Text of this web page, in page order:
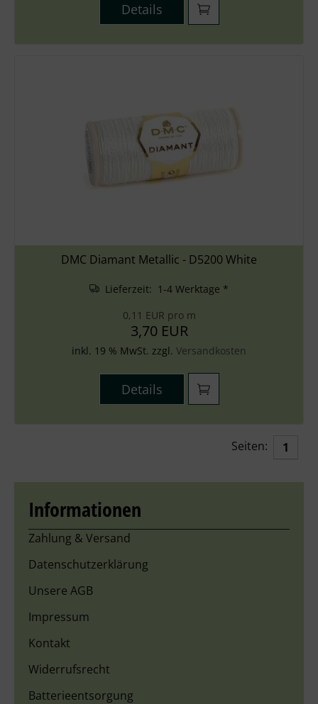
Details
DMC Diamant Metallic - D5200 White
Lieferzeit: 1-4 Werktage *
0,11 EUR pro m
3,70 EUR
inkl. 19 % MwSt. zzgl. Versandkosten
Details
Seiten: 1
Informationen
Zahlung & Versand
Datenschutzerklärung
Unsere AGB
Impressum
Kontakt
Widerrufsrecht
Batterieentsorgung